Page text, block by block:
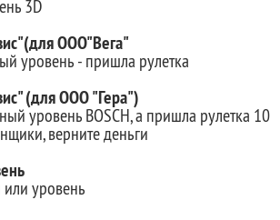
3D
ООО"Вега"
уровень - пришла рулетка
(для ООО "Гера")
уровень BOSСH, а пришла рулетка 10
верните деньги
или уровень